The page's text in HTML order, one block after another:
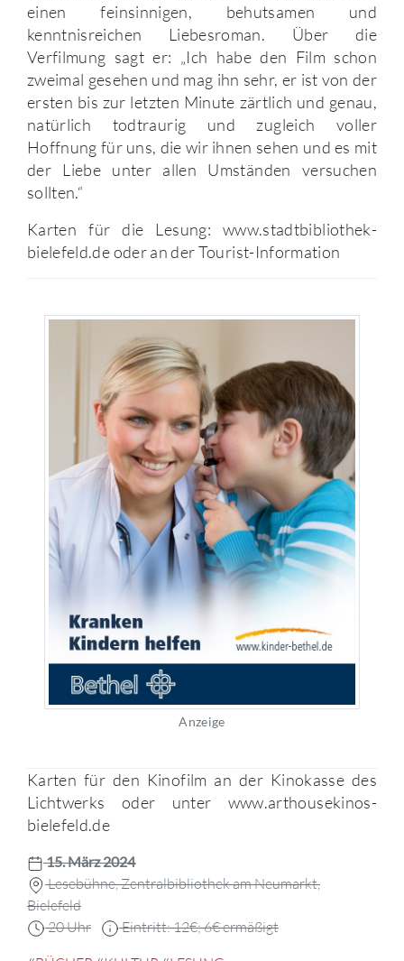
einen feinsinnigen, behutsamen und
kenntnisreichen Liebesroman. Über die
Verfilmung sagt er: „Ich habe den Film schon
zweimal gesehen und mag ihn sehr, er ist von der
ersten bis zur letzten Minute zärtlich und genau,
natürlich todtraurig und zugleich voller
Hoffnung für uns, die wir ihnen sehen und es mit
der Liebe unter allen Umständen versuchen
sollten.“
Karten für die Lesung: www.stadtbibliothek-
bielefeld.de oder an der Tourist-Information
Anzeige
Karten für den Kinofilm an der Kinokasse des
Lichtwerks oder unter www.arthousekinos-
bielefeld.de
15. März 2024
Lesebühne, Zentralbibliothek am Neumarkt,
Bielefeld
20 Uhr
Eintritt: 12€; 6€ ermäßigt